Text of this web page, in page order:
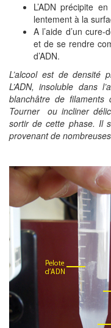
L’ADN précipite
lentement à la
A l’aide d’un
et de se rendre
d’ADN.
L’alcool est de densité
L’ADN, insoluble dans
blanchâtre de filaments
Tourner ou incliner
sortir de cette phase. Il
provenant de